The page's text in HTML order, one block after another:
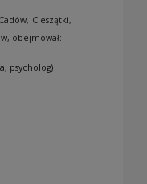
Cieszątki,
obejmował:
psycholog)